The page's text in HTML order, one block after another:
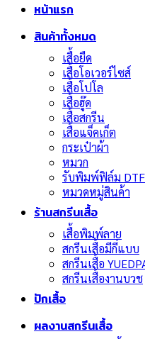
หน้าแรก
สินค้าทั้งหมด
เสื้อยืด
เสื้อโอเวอร์ไซส์
เสื้อโปโล
เสื้อฮู๊ด
เสื้อสกรีน
เสื้อแจ็คเก็ต
กระเป๋าผ้า
หมวก
รับพิมพ์ฟิล์ม
หมวดหมู่สินค้า
ร้านสกรีนเสื้อ
เสื้อพิมพ์ลาย
สกรีนเสื้อมีกี่แบบ
สกรีนเสื้อ
สกรีนเสื้องานบวช
ปักเสื้อ
ผลงานสกรีนเสื้อ